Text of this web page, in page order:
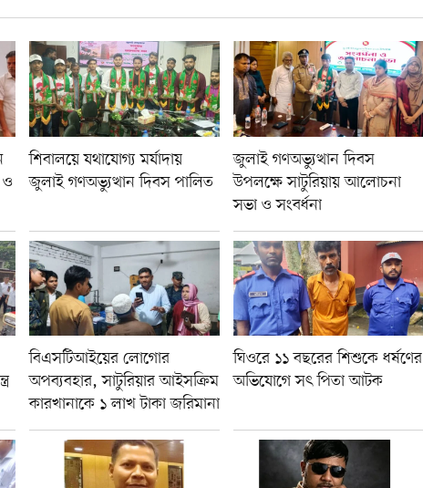
ও
শিবালয়ে যথাযোগ্য মর্যাদায়
জুলাই গণঅভ্যুত্থান দিবস পালিত
জুলাই গণঅভ্যুত্থান দিবস
উপলক্ষে সাটুরিয়ায় আলোচনা
সভা ও সংবর্ধনা
বিএসটিআইয়ের লোগোর
অপব্যবহার, সাটুরিয়ার আইসক্রিম
কারখানাকে ১ লাখ টাকা জরিমানা
ঘিওরে ১১ বছরের শিশুকে ধর্ষণের
অভিযোগে সৎ পিতা আটক